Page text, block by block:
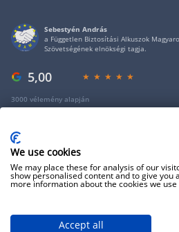
Sebestyén András
a Független Biztosítási Alkuszok
Szövetségének elnökségi tagja.
5,00
3000 vélemény alapján
We use cookies
We may place these for analysis of our
show personalised content and to give you
more information about the cookies we
Accept all